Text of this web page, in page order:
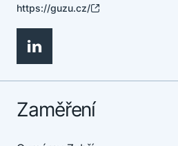
https://guzu.cz/
Zaměření